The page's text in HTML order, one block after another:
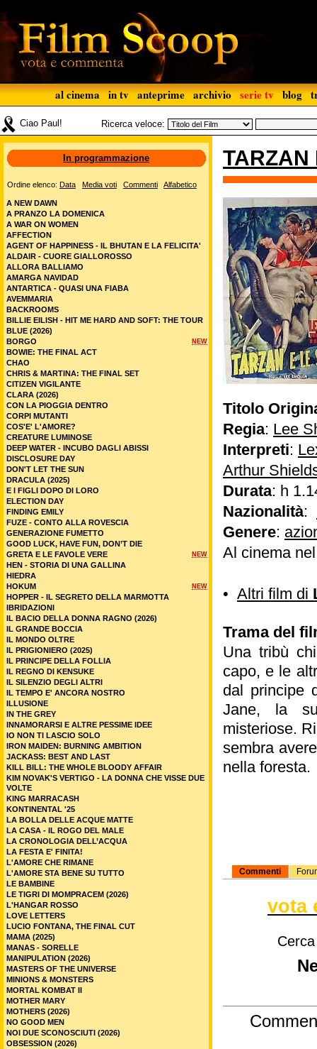
al cinema in tv anteprime archivio serie tv blog
Ciao Paul! Ricerca veloce:
TARZAN
Titolo
Regia: Lee
Interpreti:
Arthur
Durata: h
Nazionalità:
Genere:
Al cinema
• Altri film di
Trama del
Una tribù
capo, e le
dal principe
Jane, la
misteriose.
sembra
nella foresta.
Commenti
vota
In programmazione
Ordine elenco: Data Media voti Commenti Alfabetico
A NEW DAWN
A PRANZO LA DOMENICA
A WAR ON WOMEN
AFFECTION
AGENT OF HAPPINESS - IL BHUTAN E LA FELICITA'
ALDAIR - CUORE GIALLOROSSO
ALLORA BALLIAMO
AMARGA NAVIDAD
ANTARTICA - QUASI UNA FIABA
AVEMMARIA
BACKROOMS
BILLIE EILISH - HIT ME HARD AND SOFT: THE TOUR
BLUE (2026)
NEW
BORGO
BOWIE: THE FINAL ACT
CHAO
CHRIS & MARTINA: THE FINAL SET
CITIZEN VIGILANTE
CLARA (2026)
CON LA PIOGGIA DENTRO
CORPI MUTANTI
COS'E' L'AMORE?
CREATURE LUMINOSE
DEEP WATER - INCUBO DAGLI ABISSI
DISCLOSURE DAY
DON'T LET THE SUN
DRACULA (2025)
E I FIGLI DOPO DI LORO
ELECTION DAY
FINDING EMILY
FUZE - CONTO ALLA ROVESCIA
GENERAZIONE FUMETTO
GOOD LUCK, HAVE FUN, DON’T DIE
NEW
GRETA E LE FAVOLE VERE
HEN - STORIA DI UNA GALLINA
HIEDRA
NEW
HOKUM
HOPPER - IL SEGRETO DELLA MARMOTTA
IBRIDAZIONI
IL BACIO DELLA DONNA RAGNO (2026)
IL GRANDE BOCCIA
IL MONDO OLTRE
IL PRIGIONIERO (2025)
IL PRINCIPE DELLA FOLLIA
IL REGNO DI KENSUKE
IL SILENZIO DEGLI ALTRI
IL TEMPO E' ANCORA NOSTRO
ILLUSIONE
IN THE GREY
INNAMORARSI E ALTRE PESSIME IDEE
IO NON TI LASCIO SOLO
IRON MAIDEN: BURNING AMBITION
JACKASS: BEST AND LAST
KILL BILL: THE WHOLE BLOODY AFFAIR
KIM NOVAK'S VERTIGO - LA DONNA CHE VISSE DUE
VOLTE
KING MARRACASH
KONTINENTAL '25
LA BOLLA DELLE ACQUE MATTE
LA CASA - IL ROGO DEL MALE
LA CRONOLOGIA DELL’ACQUA
LA FESTA E' FINITA!
L'AMORE CHE RIMANE
L'AMORE STA BENE SU TUTTO
LE BAMBINE
LE TIGRI DI MOMPRACEM (2026)
L'HANGAR ROSSO
LOVE LETTERS
LUCIO FONTANA, THE FINAL CUT
MAMA (2025)
MANAS - SORELLE
MANIPULATION (2026)
MASTERS OF THE UNIVERSE
MINIONS & MONSTERS
MORTAL KOMBAT II
MOTHER MARY
MOTHERS (2026)
NO GOOD MEN
NOI DUE SCONOSCIUTI (2026)
OBSESSION (2026)